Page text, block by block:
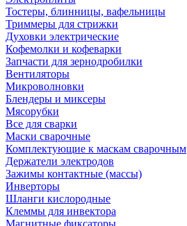
Тостеры, блинницы, вафельницы
Триммеры для стрижки
Духовки электрические
Кофемолки и кофеварки
Запчасти для зернодробилки
Вентиляторы
Микроволновки
Блендеры и миксеры
Мясорубки
Все для сварки
Маски сварочные
Комплектующие к маскам сварочным
Держатели электродов
Зажимы контактные (массы)
Инверторы
Шланги кислородные
Клеммы для инвектора
Магнитные фиксаторы